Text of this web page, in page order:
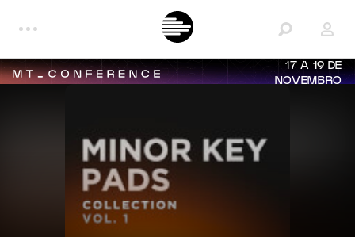
17 A 19 DE
NOVEMBRO